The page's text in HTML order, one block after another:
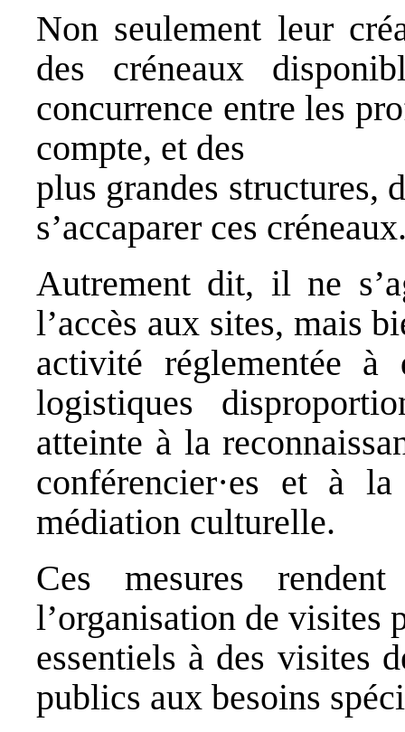
Non seulement leur
des créneaux
concurrence entre les
compte, et des
plus grandes structures,
s’accaparer ces
Autrement dit, il ne
l’accès aux sites, mais
activité réglementée à
logistiques
atteinte à la
conférencier·es et à
médiation culturelle.
Ces mesures
l’organisation de visites
essentiels à des visites
publics aux besoins